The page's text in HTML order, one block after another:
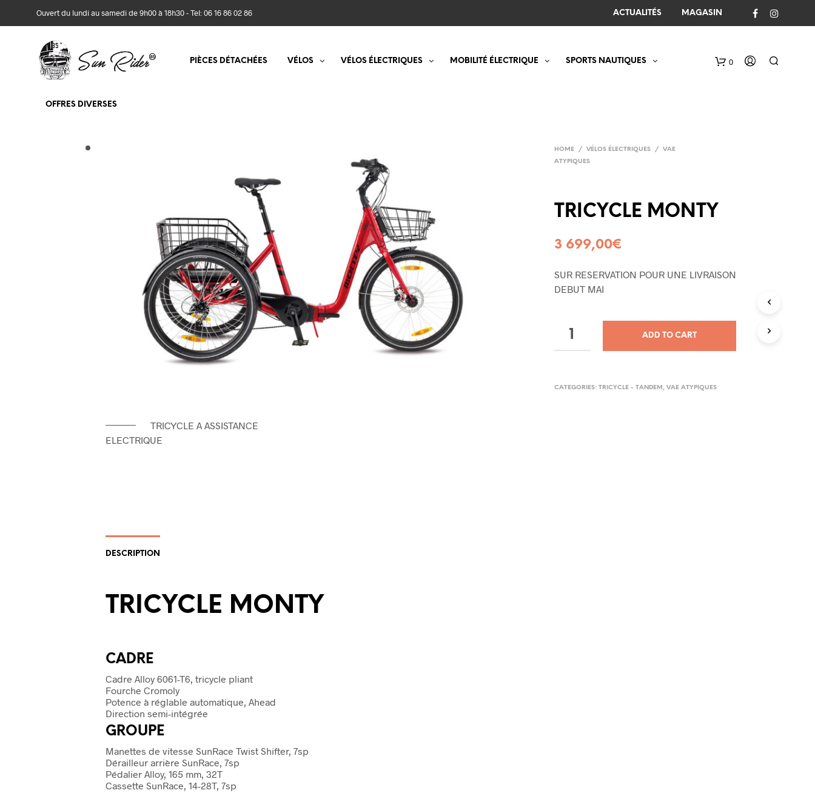
Ouvert du lundi au samedi de 9h00 à 18h30 - Tel: 06 16 86 02 86 ACTUALITÉS MAGASIN
0
PIÈCES DÉTACHÉES VÉLOS VÉLOS ÉLECTRIQUES MOBILITÉ ÉLECTRIQUE SPORTS NAUTIQUES
OFFRES DIVERSES
TRICYCLE A ASSISTANCE
ELECTRIQUE
HOME / VÉLOS ÉLECTRIQUES /
VAE
ATYPIQUES
TRICYCLE MONTY
3 699,00€
SUR RESERVATION POUR UNE LIVRAISON
DEBUT MAI
ADD TO CART
CATEGORIES: TRICYCLE - TANDEM , VAE ATYPIQUES
DESCRIPTION
TRICYCLE MONTY
CADRE
Cadre Alloy 6061-T6, tricycle pliant
Fourche Cromoly
Potence à réglable automatique, Ahead
Direction semi-intégrée
GROUPE
Manettes de vitesse SunRace Twist Shifter, 7sp
Dérailleur arrière SunRace, 7sp
Pédalier Alloy, 165 mm, 32T
Cassette SunRace, 14-28T, 7sp